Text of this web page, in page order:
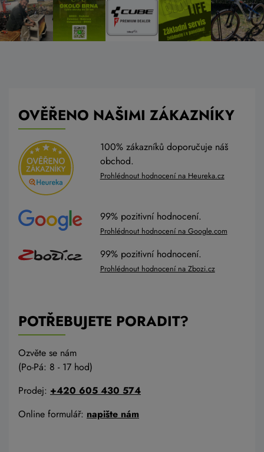
OVĚŘENO NAŠIMI ZÁKAZNÍKY
100% zákazníků doporučuje náš
obchod.
Prohlédnout hodnocení na Heureka.cz
99% pozitivní hodnocení.
Prohlédnout hodnocení na Google.com
99% pozitivní hodnocení.
Prohlédnout hodnocení na Zbozi.cz
POTŘEBUJETE PORADIT?
Ozvěte se nám
(Po-Pá: 8 - 17 hod)
Prodej: +420 605 430 574
Online formulář: napište nám